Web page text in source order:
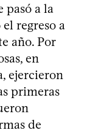
pasó a la
regreso a
año. Por
en
ejercieron
primeras
de